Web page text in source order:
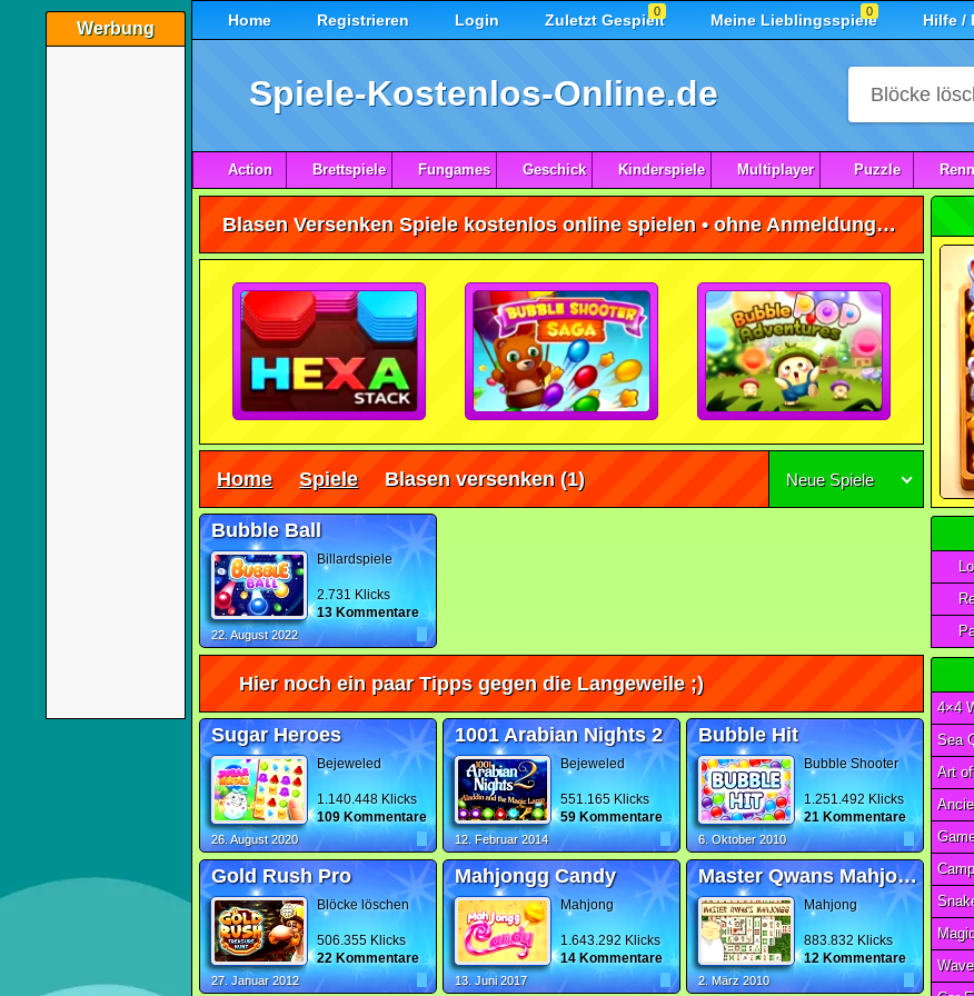
Werbung Home Registrieren Login Zuletzt Gespielt
0 Meine Lieblingsspiele
0 Hilfe /
Spiele-Kostenlos-Online.de
Action Brettspiele Fungames Geschick Kinderspiele Multiplayer Puzzle
Blasen Versenken Spiele kostenlos online spielen • ohne Anmeldung 🕹️
Home Spiele Blasen versenken (1) Neue Spiele
Bubble Ball
Billardspiele
2.731 Klicks
13 Kommentare
22. August 2022
Hier noch ein paar Tipps gegen die Langeweile ;)
Sugar Heroes
Bejeweled
1.140.448 Klicks
109 Kommentare
26. August 2020
1001 Arabian Nights 2
Bejeweled
551.165 Klicks
59 Kommentare
12. Februar 2014
Bubble Hit
Bubble Shooter
1.251.492 Klicks
21 Kommentare
6. Oktober 2010
Gold Rush Pro
Blöcke löschen
506.355 Klicks
22 Kommentare
27. Januar 2012
Mahjongg Candy
Mahjong
1.643.292 Klicks
14 Kommentare
13. Juni 2017
Master Qwans Mahjongg
Mahjong
883.832 Klicks
12 Kommentare
2. März 2010
4×4
Sea